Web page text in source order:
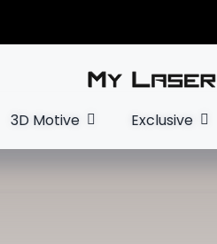
3D Motive Exclusive